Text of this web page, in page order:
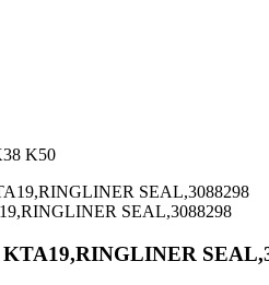
K50
SEAL,3088298
KTA19,RINGLINER